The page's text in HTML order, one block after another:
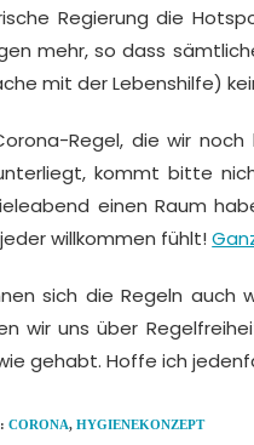
Regierung die
mehr, so dass
mit der Lebenshilfe)
Regel, die wir
kommt bitte
einen Raum
willkommen fühlt!
sich die Regeln
wir uns über
gehabt. Hoffe ich
:CORONA, HYGIENEKONZEPT